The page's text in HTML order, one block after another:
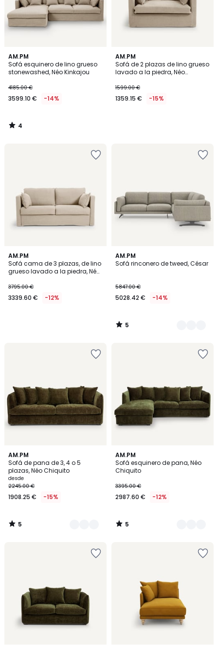
AM.PM
Sofá esquinero de lino grueso
stonewashed, Néo Kinkajou
4185.00 €
3599.10 € -14%
4
/
5
4
/
AM.PM
Sofá de 2 plazas de lino grueso
lavado a la piedra, Néo
1599.00 €
1359.15 € -15%
AM.PM
Sofá cama de 3 plazas, de lino
grueso lavado a la piedra, Néo
3795.00 €
3339.60 € -12%
AM.PM
Sofá rinconero de tweed, César
5847.00 €
5028.42 € -14%
5
/
3
Colores
5
/
AM.PM
Sofá de pana de 3, 4 o 5
plazas, Néo Chiquito
desde
2245.00 €
1908.25 € -15%
5
/
5
2
Colores
5
/
AM.PM
Sofá esquinero de pana, Néo
Chiquito
3395.00 €
2987.60 € -12%
5
/
5
2
Colores
5
/